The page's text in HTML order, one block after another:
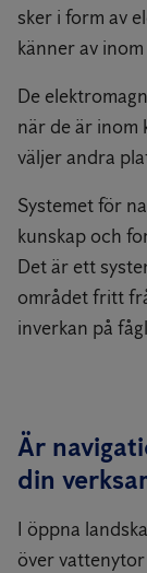
sker i form av
känner av
De
när de är
väljer andra
Systemet för
kunskap och
Det är ett
området fritt
inverkan på
Är
din
I öppna
över